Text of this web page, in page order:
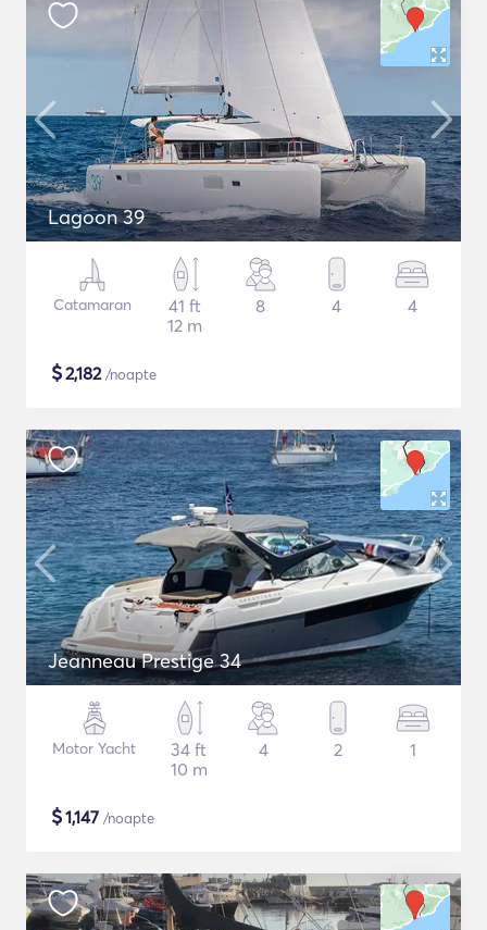
Lagoon 39
Catamaran
41 ft
12 m
8 4 4
$2,182/noapte
Jeanneau Prestige 34
Motor Yacht
34 ft
10 m
4 2 1
$1,147 /noapte